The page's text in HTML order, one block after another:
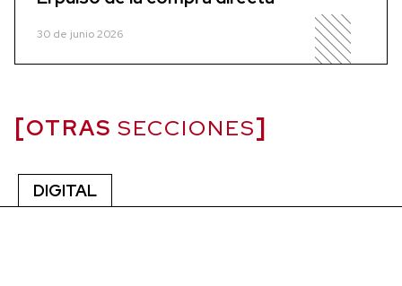
30 de junio 2026
OTRAS SECCIONES
DIGITAL